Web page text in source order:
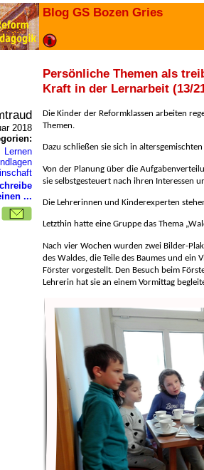
Blog GS Bozen Gries
Persönliche Themen als
Kraft in der Lernarbeit (13/
2018
Lernen
...
Die Kinder der Reformklassen arbeiten
Themen.
Dazu schließen sie sich in
Von der Planung über die
sie selbstgesteuert nach ihren Interessen
Die Lehrerinnen und Kinderexperten
Letzthin hatte eine Gruppe das Thema
Nach vier Wochen wurden zwei Bilder-
des Waldes, die Teile des Baumes und
Förster vorgestellt. Den Besuch beim
Lehrerin hat sie an einem Vormittag